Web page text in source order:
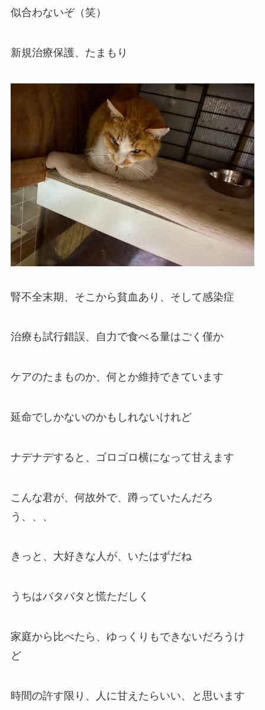
似合わないぞ（笑）
新規治療保護、たまもり
腎不全末期、そこから貧血あり、そして感染症
治療も試行錯誤、自力で食べる量はごく僅か
ケアのたまものか、何とか維持できています
延命でしかないのかもしれないけれど
ナデナデすると、ゴロゴロ横になって甘えます
こんな君が、何故外で、蹲っていたんだろ
う、、、
きっと、大好きな人が、いたはずだね
うちはバタバタと慌ただしく
家庭から比べたら、ゆっくりもできないだろうけ
ど
時間の許す限り、人に甘えたらいい、と思います